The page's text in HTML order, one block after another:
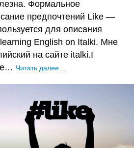
Формальное
предпочтений Like —
для описания
English on Italki. Мне
на сайте italki.I
Читать далее…